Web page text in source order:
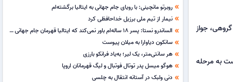
جواز
به مرحله
double_arrow روبرتو مانچینی: با رویای جام جهانی به ایتالیا برگشته‌ام
double_arrow نیمار از تیم ملی برزیل خداحافظی کرد
double_arrow الساندرو نستا: پسر 18 ساله‌ام باور نمی‌کند که ایتالیا قهرمان جام جهانی شده!
double_arrow سانکون دیاوارا به میلان پیوست
double_arrow هر سانتی‌متر، یک لیر؛ به‌یاد فرانکو بارزی
double_arrow هوگو میسل پدر توتال فوتبال و لیگ قهرمانان اروپا
double_arrow دنی ولبک در آستانه انتقال به چلسی